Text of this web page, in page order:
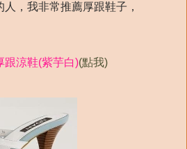
，我非常推薦厚跟鞋子，
跟涼鞋(紫芋白)(點我)